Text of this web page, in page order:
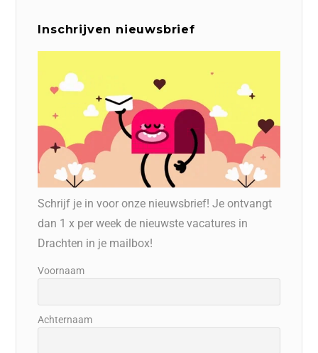
Inschrijven nieuwsbrief
Schrijf je in voor onze nieuwsbrief! Je ontvangt
dan 1 x per week de nieuwste vacatures in
Drachten in je mailbox!
Voornaam
Achternaam